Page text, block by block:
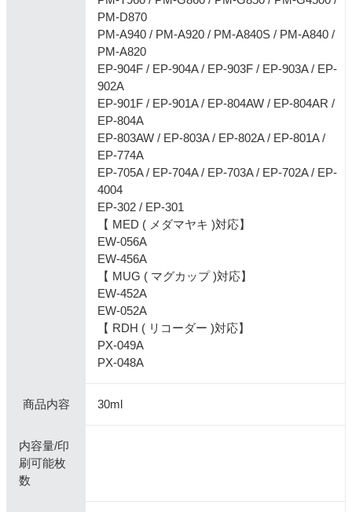
PM-D870
PM-A940 / PM-A920 / PM-A840S / PM-A840 /
PM-A820
EP-904F / EP-904A / EP-903F / EP-903A / EP-
902A
EP-901F / EP-901A / EP-804AW / EP-804AR /
EP-804A
EP-803AW / EP-803A / EP-802A / EP-801A /
EP-774A
EP-705A / EP-704A / EP-703A / EP-702A / EP-
4004
EP-302 / EP-301
【 MED ( メダマヤキ )対応】
EW-056A
EW-456A
【 MUG ( マグカップ )対応】
EW-452A
EW-052A
【 RDH ( リコーダー )対応】
PX-049A
PX-048A
商品内容 30ml
内容量/印
刷可能枚
数